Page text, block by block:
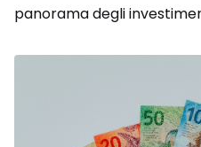
panorama degli